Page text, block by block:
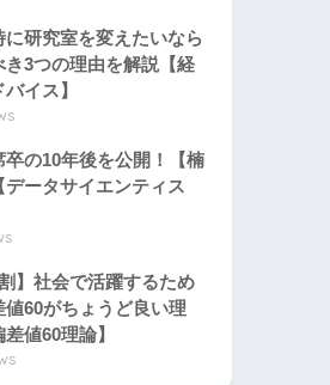
に研究室を変えたいなら
き3つの理由を解説【経
イス】
卒の10年後を公開！【楠
データサイエンティス
割】社会で活躍するため
値60がちょうど良い理
値60理論】